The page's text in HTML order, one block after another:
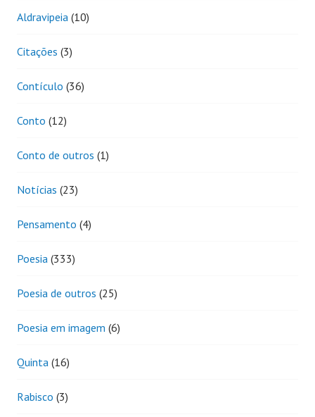
Aldravipeia (10)
Citações (3)
Contículo (36)
Conto (12)
Conto de outros (1)
Notícias (23)
Pensamento (4)
Poesia (333)
Poesia de outros (25)
Poesia em imagem (6)
Quinta (16)
Rabisco (3)